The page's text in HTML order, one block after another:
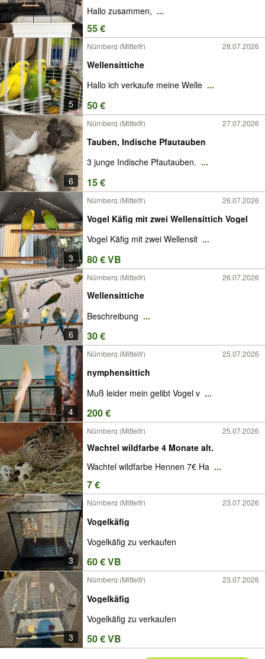
Hallo zusammen, ...
55 €
5
Nürnberg (Mittelfr) 28.07.2026
Wellensittiche
Hallo ich verkaufe meine Welle ...
50 €
6
Nürnberg (Mittelfr) 27.07.2026
Tauben, Indische Pfautauben
3 junge Indische Pfautauben. ...
15 €
3
Nürnberg (Mittelfr) 26.07.2026
Vogel Käfig mit zwei Wellensittich Vogel
Vogel Käfig mit zwei Wellensit ...
80 € VB
6
Nürnberg (Mittelfr) 26.07.2026
Wellensittiche
Beschreibung ...
30 €
4
Nürnberg (Mittelfr) 25.07.2026
nymphensittich
Muß leider mein gelibt Vogel v ...
200 €
Nürnberg (Mittelfr) 25.07.2026
Wachtel wildfarbe 4 Monate alt.
Wachtel wildfarbe Hennen 7€ Ha ...
7 €
3
Nürnberg (Mittelfr) 23.07.2026
Vogelkäfig
Vogelkäfig zu verkaufen
60 € VB
3
Nürnberg (Mittelfr) 23.07.2026
Vogelkäfig
Vogelkäfig zu verkaufen
50 € VB